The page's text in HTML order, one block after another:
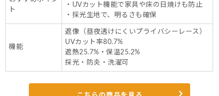
ト
・UVカット機能で家具や床の日焼けも防止
・採光生地で、明るさも確保
機能
遮像（昼夜透けにくいプライバシーレース）
UVカット率80.7%
遮熱25.7%・保温25.2%
採光・防炎・洗濯可